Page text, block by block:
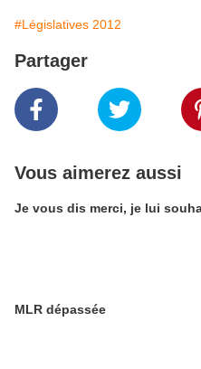
#Législatives 2012
Partager
Vous aimerez aussi
Je vous dis merci, je lui
MLR dépassée